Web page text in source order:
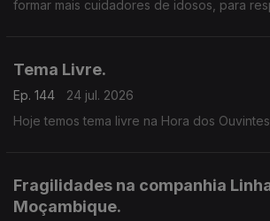
formar mais cuidadores de idosos, para
Tema Livre.
Ep. 144
24 jul. 2026
Hoje temos tema livre na Hora dos
Fragilidades na companhia
Moçambique.